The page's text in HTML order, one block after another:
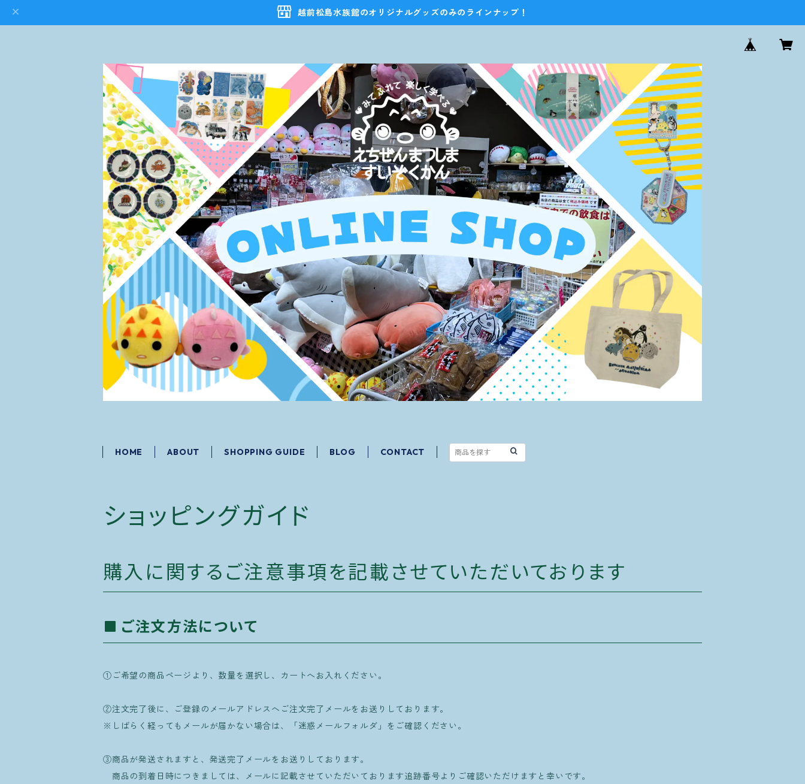
越前松島水族館のオリジナルグッズのみのラインナップ！
HOME ABOUT SHOPPING GUIDE BLOG CONTACT
ショッピングガイド
購入に関するご注意事項を記載させていただいております
ご注文方法について
①ご希望の商品ページより、数量を選択し、カートへお入れください。
②注文完了後に、ご登録のメールアドレスへご注文完了メールをお送りしております。
※しばらく経ってもメールが届かない場合は、「迷惑メールフォルダ」をご確認ください。
③商品が発送されますと、発送完了メールをお送りしております。
商品の到着日時につきましては、メールに記載させていただいております追跡番号よりご確認いただけますと幸いです。